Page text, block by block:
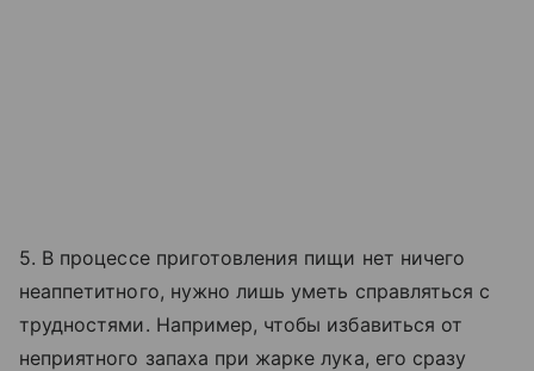
5. В процессе приготовления пищи нет ничего
неаппетитного, нужно лишь уметь справляться с
трудностями. Например, чтобы избавиться от
неприятного запаха при жарке лука, его сразу